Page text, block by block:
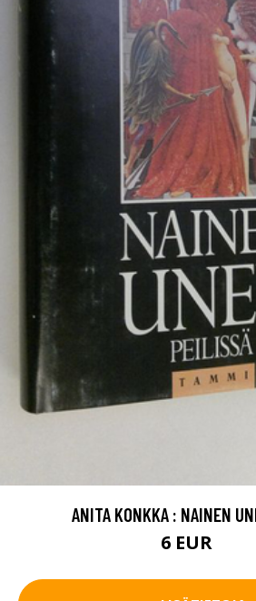
ANITA KONKKA : NAINEN
6 EUR